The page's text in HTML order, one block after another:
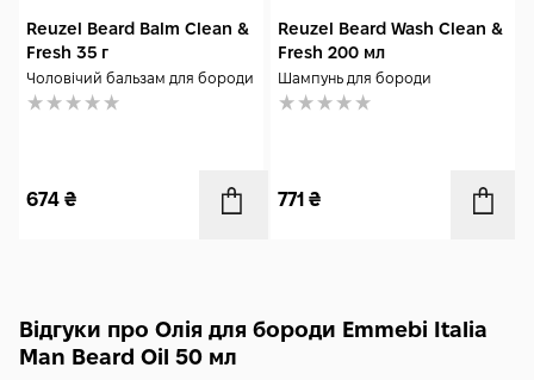
Reuzel Beard Balm Clean &
Fresh 35 г
Чоловічий бальзам для бороди
674 ₴
Reuzel Beard Wash Clean &
Fresh 200 мл
Шампунь для бороди
771 ₴
Відгуки про Олія для бороди Emmebi Italia
Man Beard Oil 50 мл